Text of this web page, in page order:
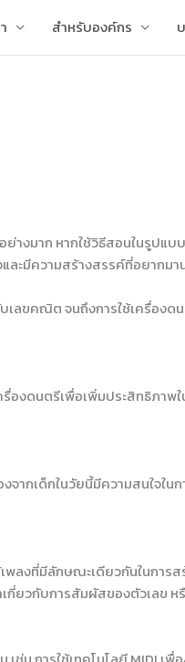
สำหรับองค์กร
าก หากใช้วิธีสอนในรูปแบบ
ละมีความสร้างสรรค์ที่อยากมา
ขคณิต จนถึงการใช้เครื่องด
งดนตรีเพื่อเพิ่มประสิทธิภาพ
กเด็กในวัยนี้มีความสนใจใน
ลงที่มีลักษณะเดียวกันในกา
วกับการสัมผัสของตัวเลข หรื